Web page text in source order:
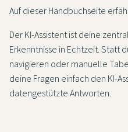
Auf dieser Handbuchseite
Der KI-Assistent ist deine
Erkenntnisse in Echtzeit. Statt
navigieren oder manuelle
deine Fragen einfach den KI-
datengestützte Antworten.